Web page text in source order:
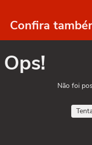
Confira
Ops!
Não foi